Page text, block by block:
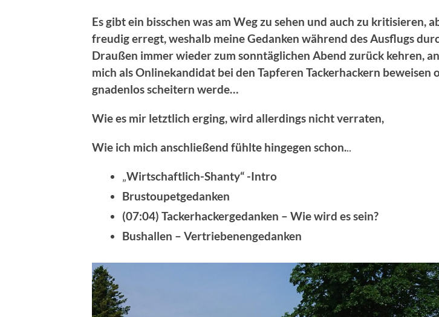
Es gibt ein bisschen was am Weg zu sehen und auch zu kritisieren,
freudig erregt, weshalb meine Gedanken während des Ausflugs
Draußen immer wieder zum sonntäglichen Abend zurück kehren,
mich als Onlinekandidat bei den Tapferen Tackerhackern beweisen
gnadenlos scheitern werde…
Wie es mir letztlich erging, wird allerdings nicht verraten,
Wie ich mich anschließend fühlte hingegen schon...
„Wirtschaftlich-Shanty“ -Intro
Brustoupetgedanken
(07:04) Tackerhackergedanken – Wie wird es sein?
Bushallen – Vertriebenengedanken